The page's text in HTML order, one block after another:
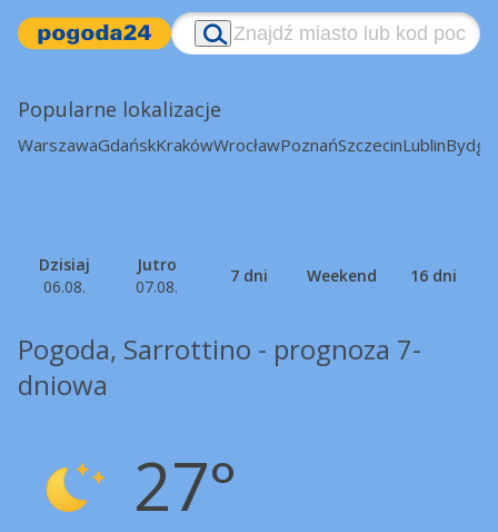
Popularne lokalizacje
WarszawaGdańskKrakówWrocławPoznańSzczecinLublin
Dzisiaj
06.08.
Jutro
07.08.
7 dni Weekend 16 dni
Pogoda, Sarrottino - prognoza 7-
dniowa
27°